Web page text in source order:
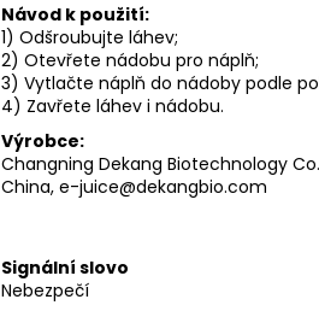
Návod k použití:
1) Odšroubujte láhev;
2) Otevřete nádobu pro náplň;
3) Vytlačte náplň do nádoby podle
4) Zavřete láhev i nádobu.
Výrobce:
Changning Dekang Biotechnology Co.,
China, e-juice@dekangbio.com
Signální slovo
Nebezpečí